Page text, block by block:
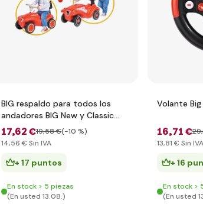
BIG respaldo para todos los
andadores BIG New y Classic
correpasillos
17,62 €19,58 €(-10 %)
14,56 € Sin IVA
+ 17 puntos
En stock > 5 piezas
(En usted 13.08.)
Volante
16,71 €29
13,81 € Sin IVA
+ 16
En stock >
(En usted